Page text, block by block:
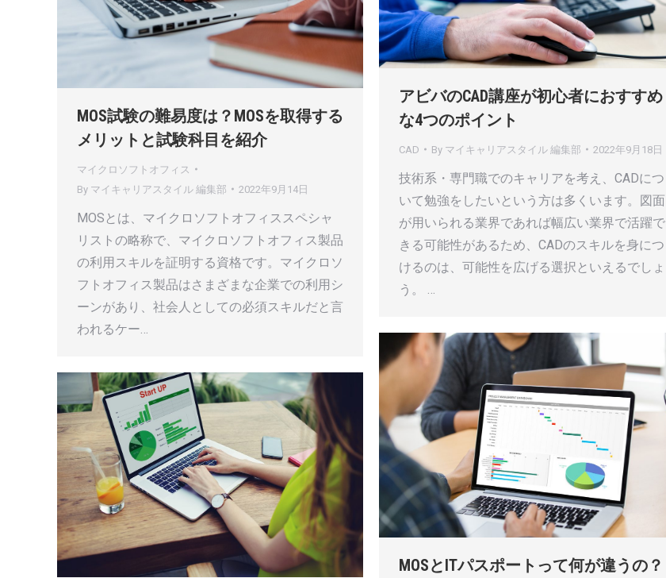
アビバのCAD講座が初心者におすすめ
な4つのポイント
CAD By マイキャリアスタイル 編集部 2022年9月18日
技術系・専門職でのキャリアを考え、CADにつ
いて勉強をしたいという方は多くいます。図面
が用いられる業界であれば幅広い業界で活躍で
きる可能性があるため、CADのスキルを身につ
けるのは、可能性を広げる選択といえるでしょ
う。 …
MOS試験の難易度は？MOSを取得する
メリットと試験科目を紹介
マイクロソフトオフィス
By マイキャリアスタイル 編集部 2022年9月14日
MOSとは、マイクロソフトオフィススペシャ
リストの略称で、マイクロソフトオフィス製品
の利用スキルを証明する資格です。マイクロソ
フトオフィス製品はさまざまな企業での利用シ
ーンがあり、社会人としての必須スキルだと言
われるケー…
MOSとITパスポートって何が違うの？